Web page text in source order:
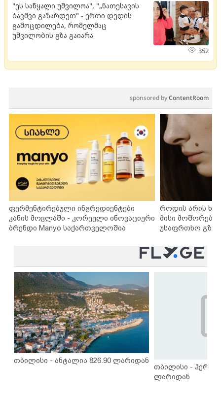
"ეს საწყალი უშვილოა", "„ნათესავის
ბავშვი გაზარდეთ" - ერთი დედის
გამოცდილება, რომელმაც
უშვილობის გზა გაიარა
352
sponsored byContentRoom
ფერმენტირებული ინგრედიენტები
კანის მოვლაში - კორეული ინოვაციური
ბრენდი Manyo საქართველოშია
როდის არის
მისი
უსაფრთხო
თბილისი - ანტალია 826.90 ლარიდან
თბილისი -
ლარიდან